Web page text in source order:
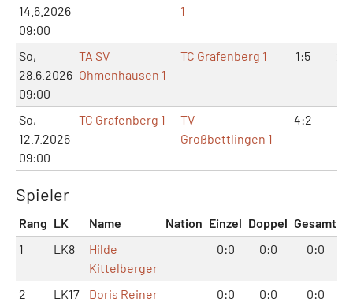
14.6.2026
09:00
1
So,
28.6.2026
09:00
TA SV
Ohmenhausen 1
TC Grafenberg 1 1:5
So,
12.7.2026
09:00
TC Grafenberg 1
TV
Großbettlingen 1
4:2
Spieler
Rang LK Name Nation Einzel Doppel Gesamt
1
LK8
Hilde
Kittelberger
0:0 0:0 0:0
2 LK17 Doris Reiner 0:0 0:0
0:0